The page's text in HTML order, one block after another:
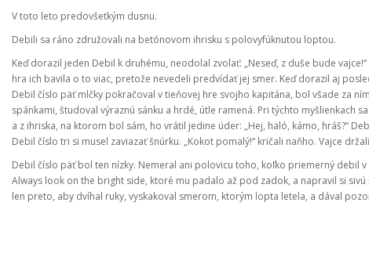
V toto leto predovšetkým dusnu.
Debili sa ráno združovali na betónovom ihrisku s polovyfúknutou loptou.
Keď dorazil jeden Debil k druhému, neodolal zvolať: „Neseď, z duše bude
hra ich bavila o to viac, pretože nevedeli predvídať jej smer. Keď dorazil aj
Debil číslo päť mlčky pokračoval v tieňovej hre svojho kapitána, bol všade za
spánkami, študoval výraznú sánku a hrdé, útle ramená. Pri týchto myšlienkach
a z ihriska, na ktorom bol sám, ho vrátil jedine úder: „Hej, haló, kámo, hráš?“
Debil číslo tri si musel zaviazať šnúrku. „Kokot pomalý!“ kričali naňho. Vajce
Debil číslo päť bol ten nízky. Nemeral ani polovicu toho, koľko priemerný debil
Always look on the bright side, ktoré mu padalo až pod zadok, a napravil si
len preto, aby dvíhal ruky, vyskakoval smerom, ktorým lopta letela, a dával